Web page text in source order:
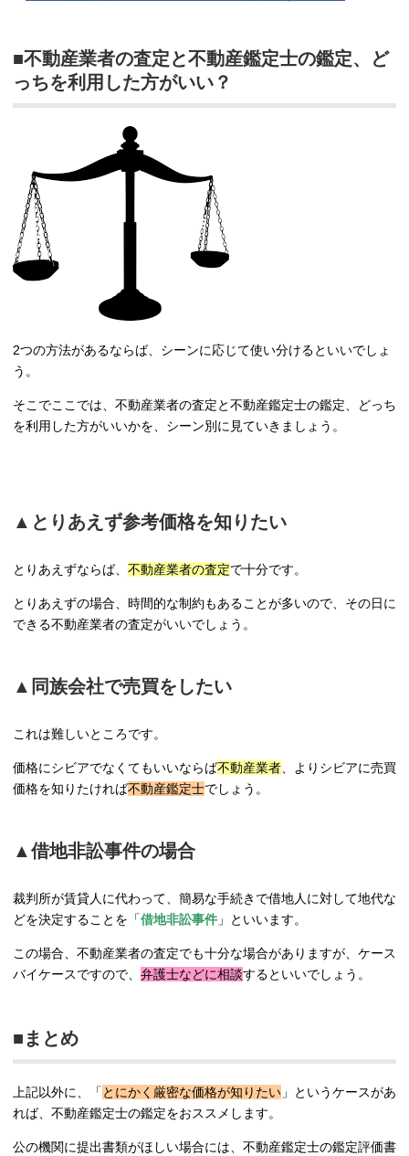
■不動産業者の査定と不動産鑑定士の鑑定、ど
っちを利用した方がいい？
2つの方法があるならば、シーンに応じて使い分けるといいでしょ
う。
そこでここでは、不動産業者の査定と不動産鑑定士の鑑定、どっち
を利用した方がいいかを、シーン別に見ていきましょう。
▲とりあえず参考価格を知りたい
とりあえずならば、 不動産業者の査定で十分です。
とりあえずの場合、時間的な制約もあることが多いので、その日に
できる不動産業者の査定がいいでしょう。
▲同族会社で売買をしたい
これは難しいところです。
価格にシビアでなくてもいいならば不動産業者、よりシビアに売買
価格を知りたければ不動産鑑定士でしょう。
▲借地非訟事件の場合
裁判所が賃貸人に代わって、簡易な手続きで借地人に対して地代な
どを決定することを「借地非訟事件 」といいます。
この場合、不動産業者の査定でも十分な場合がありますが、ケース
バイケースですので、 弁護士などに相談するといいでしょう。
■まとめ
上記以外に、「 とにかく厳密な価格が知りたい 」というケースがあ
れば、不動産鑑定士の鑑定をおススメします。
公の機関に提出書類がほしい場合には、不動産鑑定士の鑑定評価書